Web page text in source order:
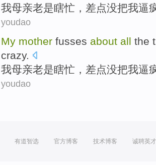
我母亲老是瞎忙， 差点没把我逼
youdao
My mother fusses about all the
crazy.
我母亲老是瞎忙， 差点没把我逼
youdao
有道智选 官方博客 技术博客 诚聘英才